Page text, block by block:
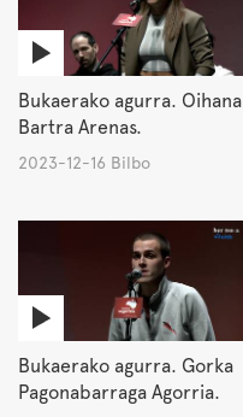
Bukaerako agurra. Oihana
Bartra Arenas.
2023-12-16 Bilbo
Bukaerako agurra. Gorka
Pagonabarraga Agorria.